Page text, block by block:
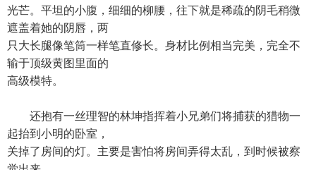
光芒。平坦的小腹，细细的柳腰，往下就是稀疏的阴毛稍微
遮盖着她的阴唇，两
只大长腿像笔筒一样笔直修长。身材比例相当完美，完全不
输于顶级黄图里面的
高级模特。
还抱有一丝理智的林坤指挥着小兄弟们将捕获的猎物一
起抬到小明的卧室，
关掉了房间的灯。主要是害怕将房间弄得太乱，到时候被察